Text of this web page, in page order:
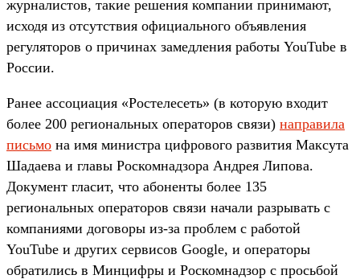
журналистов, такие решения компании принимают,
исходя из отсутствия официального объявления
регуляторов о причинах замедления работы YouTube в
России.
Ранее ассоциация «Ростелесеть» (в которую входит
более 200 региональных операторов связи) направила
письмо на имя министра цифрового развития Максута
Шадаева и главы Роскомнадзора Андрея Липова.
Документ гласит, что абоненты более 135
региональных операторов связи начали разрывать с
компаниями договоры из-за проблем с работой
YouTube и других сервисов Google, и операторы
обратились в Минцифры и Роскомнадзор с просьбой